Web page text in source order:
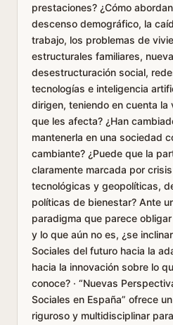
prestaciones? ¿Cómo
descenso demográfico, la
trabajo, los problemas de
estructurales familiares,
desestructuración social,
tecnologías e inteligencia
dirigen, teniendo en cuenta la
que les afecta? ¿Han
mantenerla en una sociedad
cambiante? ¿Puede que la
claramente marcada por
tecnológicas y geopolíticas,
políticas de bienestar? Ante
paradigma que parece
y lo que aún no es, ¿se
Sociales del futuro hacia la
hacia la innovación sobre lo
conoce? · “Nuevas
Sociales en España” ofrece
riguroso y multidisciplinar